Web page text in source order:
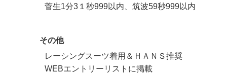
菅生1分3１秒999以内、筑波59秒999以内
その他
レーシングスーツ着用＆ＨＡＮＳ推奨
WEBエントリーリストに掲載